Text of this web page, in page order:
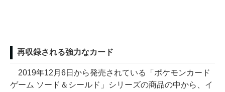
再収録される強力なカード
2019年12月6日から発売されている「ポケモンカード
ゲーム ソード＆シールド」シリーズの商品の中から、イ